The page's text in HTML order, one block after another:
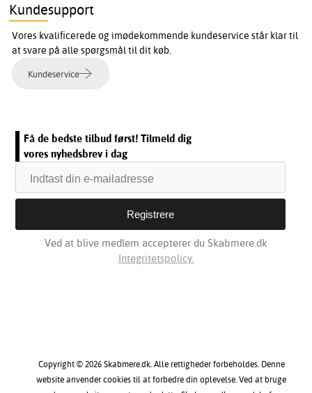
Kundesupport
Vores kvalificerede og imødekommende kundeservice står klar til
at svare på alle spørgsmål til dit køb.
Kundeservice
Få de bedste tilbud først! Tilmeld dig
vores nyhedsbrev i dag
Ved at blive medlem accepterer du Skabmere.dk
Integritetspolicy.
Copyright © 2026 Skabmere.dk. Alle rettigheder forbeholdes. Denne
website anvender cookies til at forbedre din oplevelse. Ved at bruge